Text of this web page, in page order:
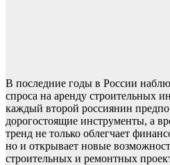
В последние годы в России
спроса на аренду строительных
каждый второй россиянин
дорогостоящие инструменты, а
тренд не только облегчает
но и открывает новые
строительных и ремонтных